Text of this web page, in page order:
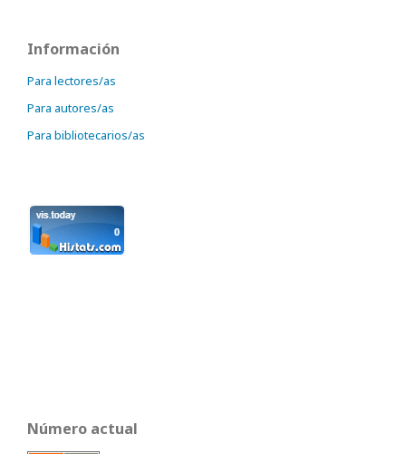
Información
Para lectores/as
Para autores/as
Para bibliotecarios/as
Número actual